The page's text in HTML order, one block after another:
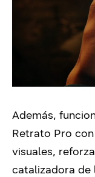
Además,
Retrato Pro
visuales,
catalizadora de